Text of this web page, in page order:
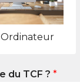
du TCF ? *
à Zhengzhou
Pour